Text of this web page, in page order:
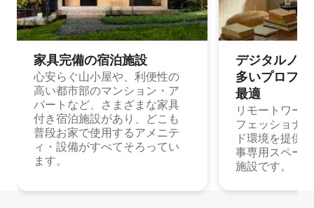
家具完備の宿⁠泊⁠施⁠設
心安らぐ山小屋や、利便性の
高い都市部のマンション・ア
パートなど、さまざまな家具
付き宿泊施設があり、どこも
普段お家で使用するアメニテ
ィ・設備がすべてそろってい
ます。
デジタルノ
多⁠いプ⁠ロ⁠フ⁠
最⁠適
リモートワー
フェッショナ
ド環境を提供
事専用スペー
施設です。